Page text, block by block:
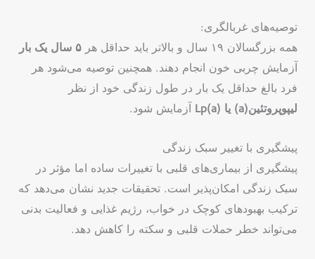
توصیه‌های غربالگری:
همه بزرگسالان ۱۹ سال و بالاتر باید حداقل هر
۵ سال یک بار
آزمایش چربی خون انجام دهند. همچنین توصیه می‌شود هر
فرد بالغ حداقل یک بار در طول زندگی خود از نظر
لیپوپروتئین(a) یا Lp(a)
آزمایش شود.
پیشگیری با تغییر سبک زندگی
پیشگیری از بیماری‌های قلبی با تغییرات ساده اما مؤثر در
سبک زندگی امکان‌پذیر است. تحقیقات جدید نشان می‌دهد که
ترکیب بهبودهای کوچک در خواب، رژیم غذایی و فعالیت بدنی
می‌تواند خطر حملات قلبی و سکته را کاهش دهد.